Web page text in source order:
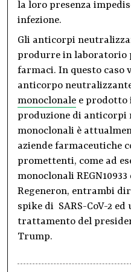
la loro presenza
infezione.
Gli anticorpi
produrre in laboratorio
farmaci. In questo caso
anticorpo
monoclonale e prodotto
produzione di anticorpi
monoclonali è
aziende farmaceutiche
promettenti, come ad
monoclonali REGN10933
Regeneron, entrambi
spike di SARS-CoV-2
trattamento del
Trump.